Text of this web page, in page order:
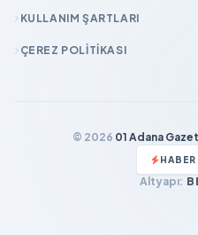
KULLANIM ŞARTLARI
ÇEREZ POLITIKASI
© 2026 01 Adana
Altyapı: